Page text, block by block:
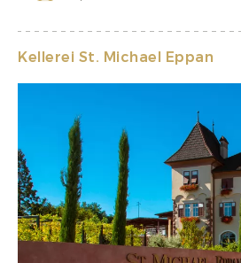
Kellerei St. Michael Eppan